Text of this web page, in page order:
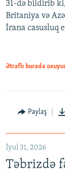
31-də bildirib
Britaniya və
İrana casusluq
Ətraflı burada
Paylaş
İyul 31, 2026
Təbrizdə